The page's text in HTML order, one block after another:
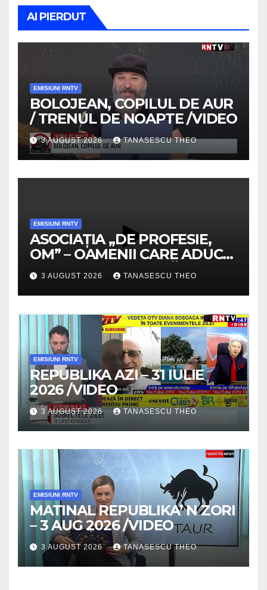
AI PIERDUT
EMISIUNI RNTV
BOLOJEAN, COPILUL DE AUR
/ TRENUL DE NOAPTE /VIDEO
3 AUGUST 2026 TANASESCU THEO
EMISIUNI RNTV
ASOCIAȚIA „DE PROFESIE,
OM” – OAMENII CARE ADUC
VALOARE COMUNITĂȚII /
SECRETELE SUCCESULUI
/VIDEO
3 AUGUST 2026 TANASESCU THEO
EMISIUNI RNTV
REPUBLIKA AZI – 31 IULIE
2026 /VIDEO
3 AUGUST 2026 TANASESCU THEO
EMISIUNI RNTV
MATINAL REPUBLIKA’ N ZORI
– 3 AUG 2026 /VIDEO
3 AUGUST 2026 TANASESCU THEO